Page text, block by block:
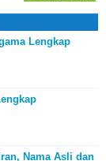
Lengkap
Nama Asli dan